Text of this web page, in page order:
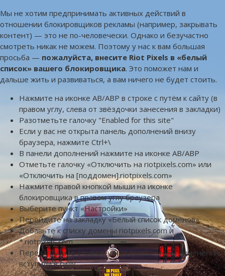
Мы не хотим предпринимать активных действий в
отношении блокировщиков рекламы (например, закрывать
контент) — это не по-человечески. Однако и безучастно
смотреть никак не можем. Поэтому у нас к вам большая
просьба — пожалуйста, внесите Riot Pixels в «белый
список» вашего блокировщика. Это поможет нам и
дальше жить и развиваться, а вам ничего не будет стоить.
Нажмите на иконке AB/ABP в строке с путём к сайту (в
правом углу, слева от звёздочки занесения в закладки)
Разотметьте галочку "Enabled for this site"
Если у вас не открыта панель дополнений внизу
браузера, нажмите Ctrl+\
В панели дополнений нажмите на иконке AB/ABP
Отметьте галочку «Отключить на riotpixels.com» или
«Отключить на [поддомен].riotpixels.com»
Нажмите правой кнопкой мыши на иконке
блокировщика в правом углу браузера
Выберите пункт «Настройки»
Перейдите на закладку «Белый список доменов»
Добавьте к списку домены riotpixels.com и
*.riotpixels.com
Перезагрузите страницу Riot Pixels, чтобы изменения
вступили в силу